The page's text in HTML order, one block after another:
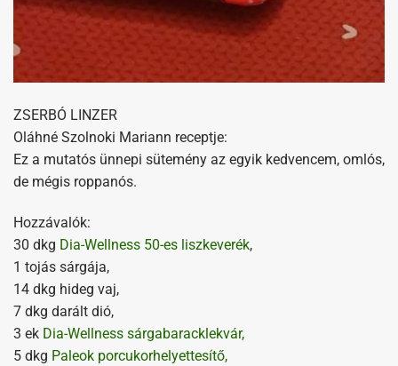
ZSERBÓ LINZER
Oláhné Szolnoki Mariann receptje:
Ez a mutatós ünnepi sütemény az egyik kedvencem, omlós,
de mégis roppanós.
Hozzávalók:
30 dkg Dia-Wellness 50-es liszkeverék,
1 tojás sárgája,
14 dkg hideg vaj,
7 dkg darált dió,
3 ek Dia-Wellness sárgabaracklekvár,
5 dkg Paleok porcukorhelyettesítő,